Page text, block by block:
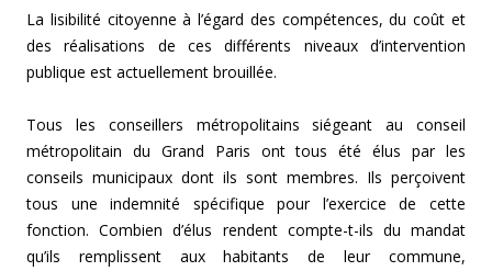
La lisibilité citoyenne à l’égard des compétences, du coût et
des réalisations de ces différents niveaux d’intervention
publique est actuellement brouillée.
Tous les conseillers métropolitains siégeant au conseil
métropolitain du Grand Paris ont tous été élus par les
conseils municipaux dont ils sont membres. Ils perçoivent
tous une indemnité spécifique pour l’exercice de cette
fonction. Combien d’élus rendent compte-t-ils du mandat
qu’ils remplissent aux habitants de leur commune,